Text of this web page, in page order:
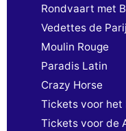
Rondvaart met
Vedettes de
Moulin Rouge
Paradis Latin
Crazy Horse
Tickets voor het
Tickets voor de